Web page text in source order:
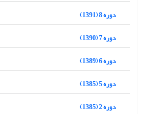
دوره 8 (1391)
دوره 7 (1390)
دوره 6 (1389)
دوره 5 (1385)
دوره 2 (1385)